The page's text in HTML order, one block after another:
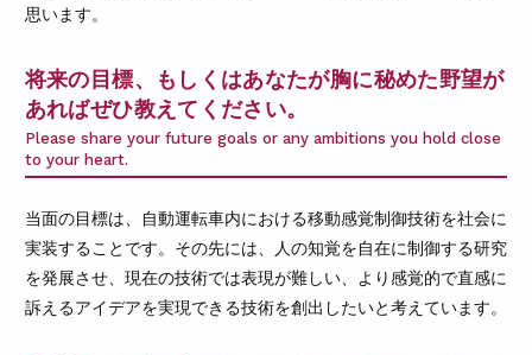
思います。
将来の目標、もしくはあなたが胸に秘めた野望が
あればぜひ教えてください。
Please share your future goals or any ambitions you hold close
to your heart.
当面の目標は、自動運転車内における移動感覚制御技術を社会に
実装することです。その先には、人の知覚を自在に制御する研究
を発展させ、現在の技術では表現が難しい、より感覚的で直感に
訴えるアイデアを実現できる技術を創出したいと考えています。